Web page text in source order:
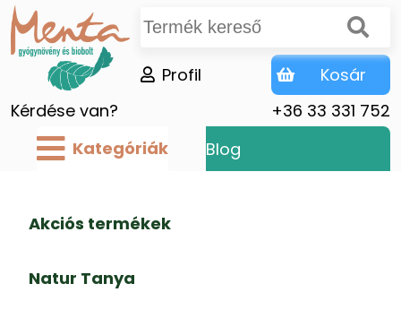
Kérdése van? +36 33 331 752
Profil Kosár
Kategóriák Blog
Akciós termékek
Natur Tanya